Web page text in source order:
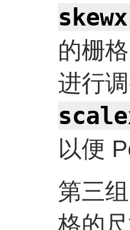
skewx
的栅
进行
以便
第三
格的